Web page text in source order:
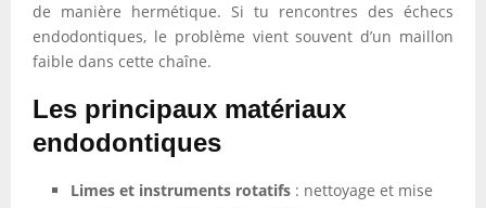
de manière hermétique. Si tu rencontres des échecs
endodontiques, le problème vient souvent d’un maillon
faible dans cette chaîne.
Les principaux matériaux
endodontiques
Limes et instruments rotatifs : nettoyage et mise